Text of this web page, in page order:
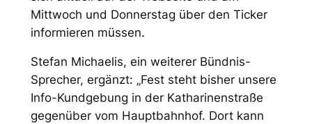
Mittwoch und Donnerstag über den Ticker
informieren müssen.
Stefan Michaelis, ein weiterer Bündnis-
Sprecher, ergänzt: „Fest steht bisher unsere
Info-Kundgebung in der Katharinenstraße
gegenüber vom Hauptbahnhof. Dort kann